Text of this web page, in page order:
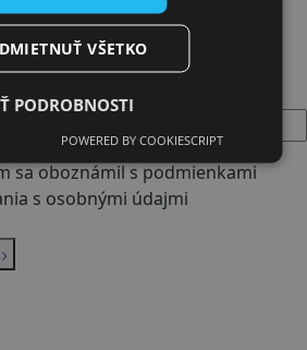
VVS
sa oboznámil s podmienkami
s osobnými údajmi
VŠETKO
PODROBNOSTI
POWERED BY COOKIESCRIPT